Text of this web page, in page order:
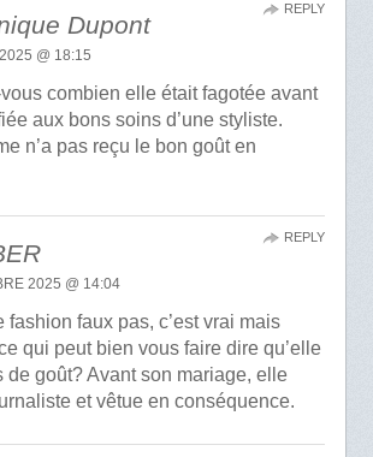
Dupont
@ 18:15
combien elle était fagotée avant
aux bons soins d’une styliste.
n’a pas reçu le bon goût en
REPLY
2025 @ 14:04
fashion faux pas, c’est vrai mais
qui peut bien vous faire dire qu’elle
de goût? Avant son mariage, elle
et vêtue en conséquence.
REPLY